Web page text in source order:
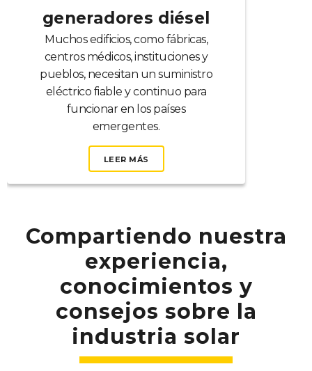
generadores diésel
Muchos edificios, como fábricas,
centros médicos, instituciones y
pueblos, necesitan un suministro
eléctrico fiable y continuo para
funcionar en los países
emergentes.
LEER MÁS
Compartiendo nuestra
experiencia,
conocimientos y
consejos sobre la
industria solar